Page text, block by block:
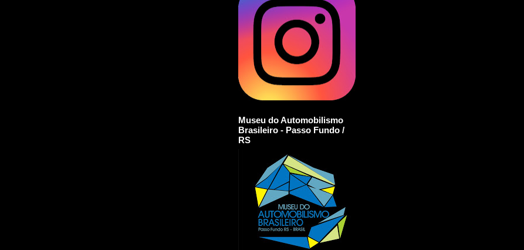
Museu do Automobilismo
Brasileiro - Passo Fundo /
RS